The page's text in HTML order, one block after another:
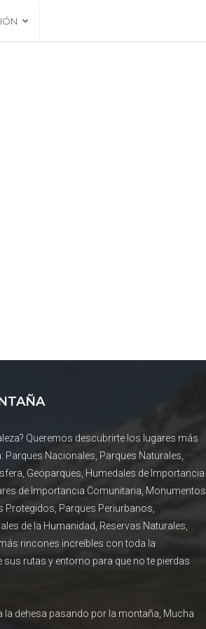
Queremos descubrirte los lugares más
Parques Nacionales, Parques Naturales,
Geoparques, Humedales de Importancia
de Importancia Comunitaria, Monumentos
Protegidos, Parques Periurbanos,
de la Humanidad, Reservas Naturales,
rincones increíbles con toda la
rutas y entorno para que no te pierdas
la dehesa pasando por la montaña, Mucha